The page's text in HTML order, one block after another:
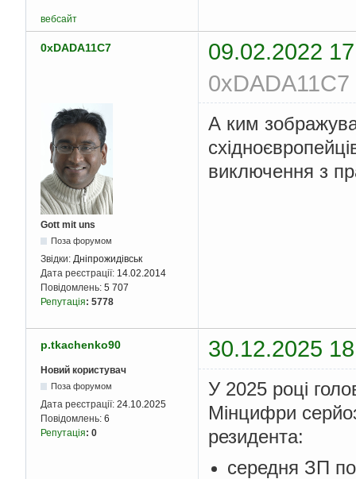
вебсайт
0xDADA11C7
09.02.2022
Gott mit uns
Поза форумом
Звідки: Дніпрожидівськ
Дата реєстрації: 14.02.2014
Повідомлень: 5 707
Репутація: 5778
А ким
виключення з
p.tkachenko90 30.12.2025
Новий користувач
Поза форумом
Дата реєстрації: 24.10.2025
Повідомлень: 6
Репутація: 0
У 2025 році
Мінцифри
резидента:
середня ЗП по